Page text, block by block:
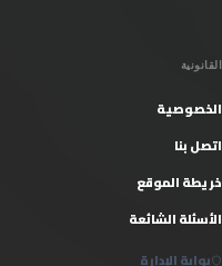
القانونية
الخصوصية
اتصل بنا
خريطة الموقع
الأسئلة الشائعة
بوابة الإدارة